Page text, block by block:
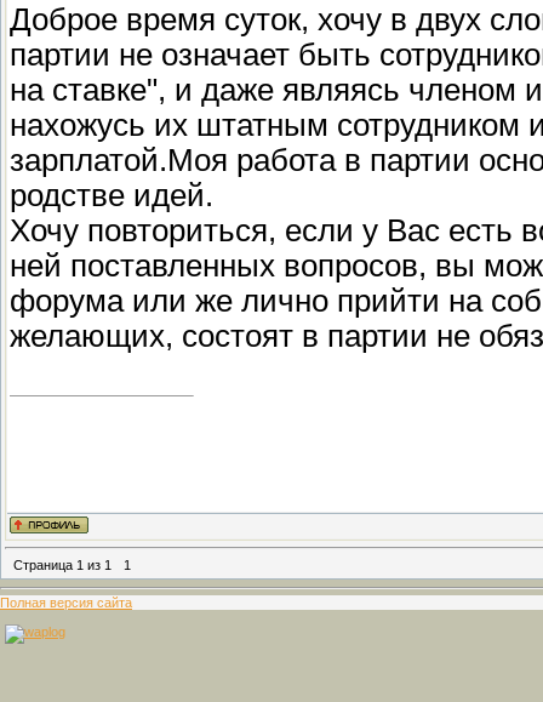
Доброе время суток, хочу в двух
партии не означает быть
на ставке", и даже являясь членом
нахожусь их штатным сотрудником
зарплатой.Моя работа в партии
родстве идей.
Хочу повториться, если у Вас есть
ней поставленных вопросов, вы
форума или же лично прийти на
желающих, состоят в партии не
Страница 1 из 1 1
Полная версия сайта